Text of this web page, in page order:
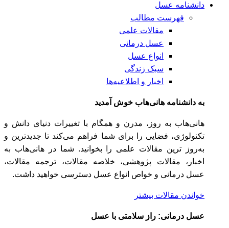
دانشنامه عسل
فهرست مطالب
مقالات علمی
عسل درمانی
انواع عسل
سبک زندگی
اخبار و اطلاعیه‌ها
به دانشنامه هانی‌هاب خوش آمدید
هانی‌هاب به روز، مدرن و همگام با تغییرات دنیای دانش و
تکنولوژی، فضایی را برای شما فراهم می‌کند تا جدیدترین و
به‌روز ترین مقالات علمی را بخوانید. شما در هانی‌هاب به
اخبار، مقالات پژوهشی، خلاصه مقالات، ترجمه مقالات،
عسل درمانی و خواص انواع عسل دسترسی خواهید داشت.
خواندن مقالات بیشتر
عسل درمانی: راز سلامتی با عسل